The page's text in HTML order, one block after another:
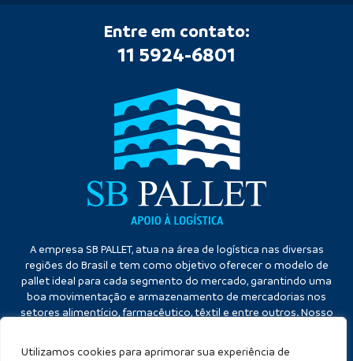
Utilizamos cookies para aprimorar sua experiência de
Entre em contato:
11 5924-6801
A empresa SB PALLET, atua na área de logística nas diversas
regiões do Brasil e tem como objetivo oferecer o modelo de
pallet ideal para cada segmento do mercado, garantindo uma
boa movimentação e armazenamento de mercadorias nos
setores alimentício, farmacêutico, têxtil e entre outros. Nosso